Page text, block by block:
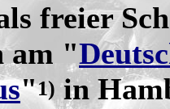
freier
am "
"1) in